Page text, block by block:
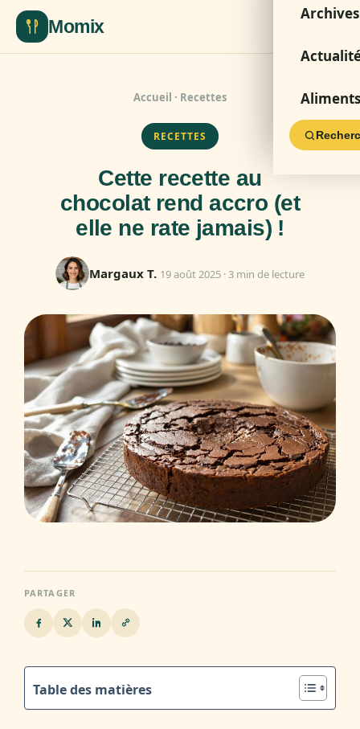
Momix
Archives
Aliments
Accueil · Recettes
RECETTES
Cette recette au
chocolat rend accro (et
elle ne rate jamais) !
Margaux T. 19 août 2025 · 3 min de lecture
PARTAGER
Table des matières